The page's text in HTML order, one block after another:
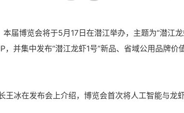
届博览会将于5月17日在潜江举办，主题为“潜江
并集中发布“潜江龙虾1号”新品、省域公用品牌价
王冰在发布会上介绍，博览会首次将人工智能与龙